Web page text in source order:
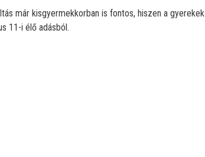
már kisgyermekkorban is fontos, hiszen a gyerekek
11-i élő adásból.